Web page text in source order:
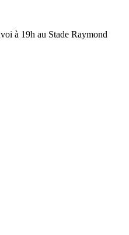
à 19h au Stade Raymond